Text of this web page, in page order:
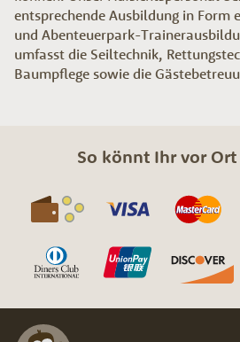
entsprechende Ausbildung in Form
und Abenteuerpark-
umfasst die Seiltechnik,
Baumpflege sowie die
So könnt Ihr vor